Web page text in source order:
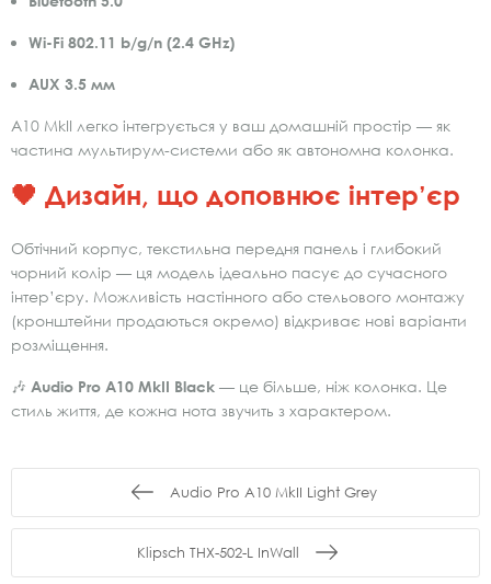
Wi-Fi 802.11 b/g/n (2.4 GHz)
AUX 3.5 мм
A10 MkII легко інтегрується у ваш домашній простір — як
частина мультирум-системи або як автономна колонка.
🖤 Дизайн, що доповнює інтер’єр
Обтічний корпус, текстильна передня панель і глибокий
чорний колір — ця модель ідеально пасує до сучасного
інтер’єру. Можливість настінного або стельового монтажу
(кронштейни продаються окремо) відкриває нові варіанти
розміщення.
🎶 Audio Pro A10 MkII Black — це більше, ніж колонка. Це
стиль життя, де кожна нота звучить з характером.
Audio Pro A10 MkII Light Grey
Klipsch THX-502-L InWall